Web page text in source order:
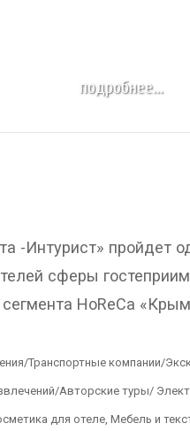
подробнее...
-Интурист» пройдет
сферы
HoReCa
Транспортные компании/
Авторские туры/
для отеле, Мебель и